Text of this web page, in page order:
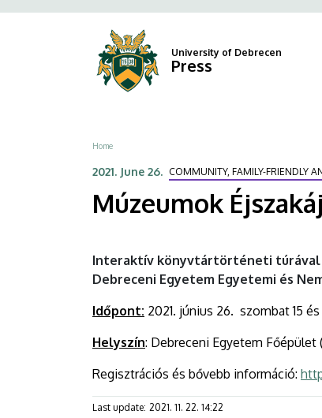
Múzeumok
Éjszakája
University
Debrecen
Skip
University of Debrecen
Press
Breadcrumb
Home
2021. June 26. COMMUNITY, FAMILY-FRIENDLY
Múzeumok
Interaktív könyvtártörténeti túrával
Debreceni Egyetem Egyetemi és
Időpont: 2021. június 26. szombat 15 és
Helyszín: Debreceni Egyetem Főépület
Regisztrációs és bővebb információ:
Last update: 2021. 11. 22. 14:22